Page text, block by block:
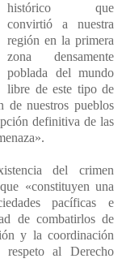
histórico que
convirtió a nuestra
región en la primera
zona densamente
poblada del mundo
libre de este tipo de
de nuestros pueblos
definitiva de las
del crimen
«constituyen una
pacíficas e
de combatirlos de
y la coordinación
al Derecho